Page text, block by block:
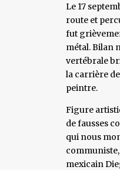
Le 17
route et
fut
métal. Bilan
vertébrale
la carrière
peintre.
Figure
de fausses
qui nous
communiste,
mexicain